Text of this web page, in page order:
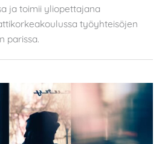
ja toimii yliopettajana
työyhteisöjen
parissa.